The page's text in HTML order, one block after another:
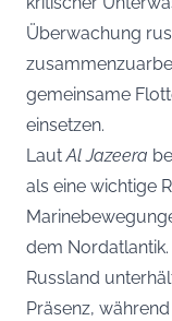
Überwachung
gemeinsame
einsetzen.
LautAl Jazeera
als eine wichtige
dem Nordatlantik.
Russland
Präsenz,